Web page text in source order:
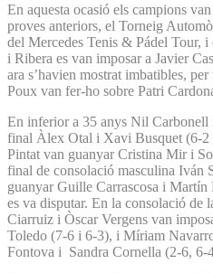
En aquesta ocasió els campions
proves anteriors, el Torneig
del Mercedes Tenis & Pádel Tour,
i Ribera es van imposar a Javier
ara s’havien mostrat imbatibles,
Poux van fer-ho sobre Patri
En inferior a 35 anys Nil Carbonell
final Àlex Otal i Xavi Busquet (6-2
Pintat van guanyar Cristina Mir i
final de consolació masculina Iván
guanyar Guille Carrascosa i
es va disputar. En la consolació de
Ciarruiz i Òscar Vergens van
Toledo (7-6 i 6-3), i Míriam
Fontova i Sandra Cornella (2-6, 6-